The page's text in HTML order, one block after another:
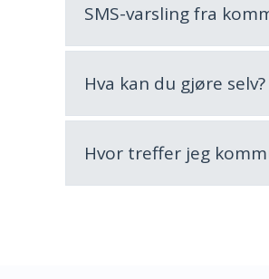
SMS-varsling fra
Hva kan du gjøre selv?
Hvor treffer jeg